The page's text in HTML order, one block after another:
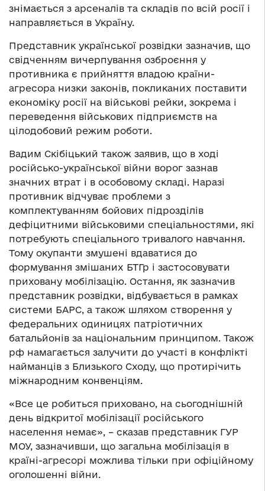
знімається з арсеналів та складів по всій росії і
направляється в Україну.
Представник української розвідки зазначив, що
свідченням вичерпування озброєння у
противника є прийняття владою країни-
агресора низки законів, покликаних поставити
економіку росії на військові рейки, зокрема і
переведення військових підприємств на
цілодобовий режим роботи.
Вадим Скібіцький також заявив, що в ході
російсько-української війни ворог зазнав
значних втрат і в особовому складі. Наразі
противник відчуває проблеми з
комплектуванням бойових підрозділів
дефіцитними військовими спеціальностями, які
потребують спеціального тривалого навчання.
Тому окупанти змушені вдаватися до
формування змішаних БТГр і застосовувати
приховану мобілізацію. Остання, як зазначив
представник розвідки, відбувається в рамках
системи БАРС, а також шляхом створення у
федеральних одиницях патріотичних
батальйонів за національним принципом. Також
рф намагається залучити до участі в конфлікті
найманців з Близького Сходу, що протирічить
міжнародним конвенціям.
«Все це робиться приховано, на сьогоднішній
день відкритої мобілізації російського
населення немає», – сказав представник ГУР
МОУ, зазначивши, що загальна мобілізація в
країні-агресорі можлива тільки при офіційному
оголошенні війни.